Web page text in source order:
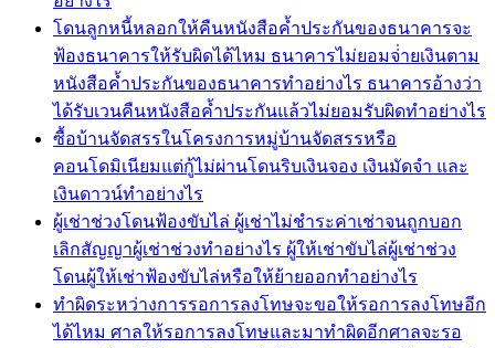
โดนลูกหนี้หลอกให้คืนหนังสือค้ำประกันของธนาคารจะ
ฟ้องธนาคารให้รับผิดได้ไหม ธนาคารไม่ยอมจ่่ายเงินตาม
หนังสือค้ำประกันของธนาคารทำอย่างไร ธนาคารอ้างว่า
ได้รับเวนคืนหนังสือค้ำประกันแล้วไม่ยอมรับผิดทำอย่างไร
ซื้อบ้านจัดสรรในโครงการหมู่บ้านจัดสรรหรือ
คอนโดมิเนียมแต่กู้ไม่ผ่านโดนริบเงินจอง เงินมัดจำ และ
เงินดาวน์ทำอย่างไร
ผู้เช่าช่วงโดนฟ้องขับไล่ ผู้เช่าไม่ชำระค่าเช่าจนถูกบอก
เลิกสัญญาผู้เช่าช่วงทำอย่างไร ผู้ให้เช่าขับไล่ผู้เช่าช่วง
โดนผู้ให้เช่าฟ้องขับไล่หรือให้ย้ายออกทำอย่างไร
ทำผิดระหว่างการรอการลงโทษจะขอให้รอการลงโทษอีก
ได้ไหม ศาลให้รอการลงโทษและมาทำผิดอีกศาลจะรอ